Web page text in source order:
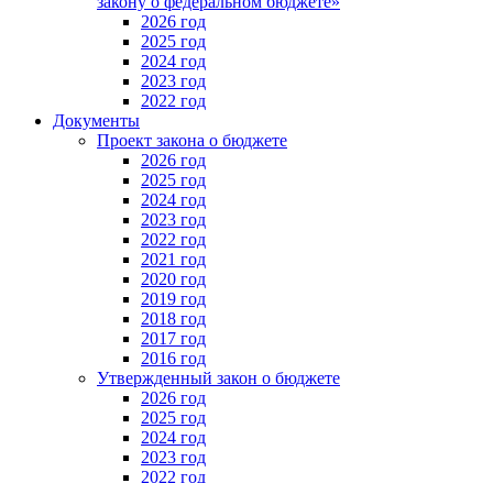
2026 год
2025 год
2024 год
2023 год
2022 год
Документы
Проект закона о бюджете
2026 год
2025 год
2024 год
2023 год
2022 год
2021 год
2020 год
2019 год
2018 год
2017 год
2016 год
Утвержденный закон о бюджете
2026 год
2025 год
2024 год
2023 год
2022 год